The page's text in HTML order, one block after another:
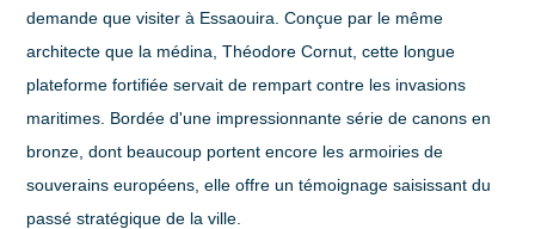
demandeque visiter à Essaouira . Conçue par le même
architecte que la médina, Théodore Cornut, cette longue
plateforme fortifiée servait de rempart contre les invasions
maritimes. Bordée d'une impressionnante série de canons en
bronze, dont beaucoup portent encore les armoiries de
souverains européens, elle offre un témoignage saisissant du
passé stratégique de la ville.